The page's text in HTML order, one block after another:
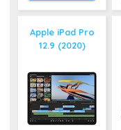
Apple iPad Pro
12.9 (2020)